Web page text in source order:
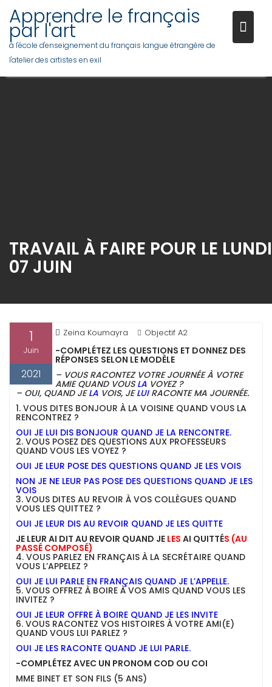
content
Apprendre le français
par l'art
à l'école d'enseignement du français langue étrangère de
l'atelier des artistes en exil
TRAVAIL À FAIRE POUR LE LUNDI
07 JUIN
1
Juin
2021
Zeina Koumayra Objectif A2
-COMPLÉTEZ LES QUESTIONS ET DONNEZ DES
RÉPONSES SELON LE MODÈLE
– VOUS RACONTEZ VOTRE JOURNÉE À VOTRE
AMIE QUAND VOUSLA VOYEZ ?
– OUI, QUAND JELA VOIS, JELUIRACONTE MA JOURNÉE.
1. VOUS DITES BONJOUR À LA VOISINE QUAND VOUS LA
RENCONTREZ ?
OUI JE LUI DIS BONJOUR QUAND JE LA RENCONTRE.
2. VOUS POSEZ DES QUESTIONS AUX PROFESSEURS
QUAND VOUS LES VOYEZ ?
OUI JE LEUR POSE DES QUESTIONS QUAND JE LES VOIS
NON JE NE LEUR PAS POSE DES QUESTIONS QUAND JE LES
VOIS
3. VOUS DITES AU REVOIR À VOS COLLÈGUES QUAND
VOUS LES QUITTEZ ?
OUI JE LEUR DIS AU REVOIR QUAND JE LES QUITTE
JE LEUR AI DIT AU REVOIR QUAND JE LES AI QUITTÉS (AU
PASSÉ COMPOSÉ)
4. VOUS PARLEZ EN FRANÇAIS À LA SECRÉTAIRE QUAND
VOUS L’APPELEZ ?
OUI JE LUI PARLE EN FRANÇAIS QUAND JE L’APPELLE.
5. VOUS OFFREZ À BOIRE À VOS AMIS QUAND VOUS LES
INVITEZ ?
OUI JE LEUR OFFRE À BOIRE QUAND JE LES INVITE
6. VOUS RACONTEZ VOS HISTOIRES À VOTRE AMI(E)
QUAND VOUS LUI PARLEZ ?
OUI JE LES RACONTE QUAND JE LUI PARLE.
-COMPLÉTEZ AVEC UN PRONOM COD OU COI
MME BINET ET SON FILS (5 ANS)